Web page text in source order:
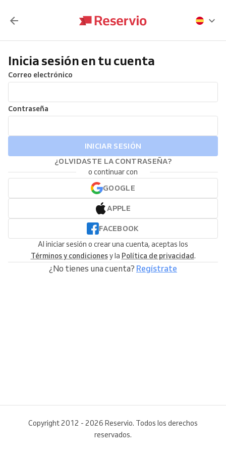
Inicia sesión en tu cuenta
Correo electrónico
Contraseña
INICIAR SESIÓN
¿OLVIDASTE LA CONTRASEÑA?
o continuar con
GOOGLE
APPLE
FACEBOOK
Al iniciar sesión o crear una cuenta, aceptas los
Términos y condicionesy la Política de privacidad.
¿No tienes una cuenta? Regístrate
Copyright 2012 - 2026 Reservio. Todos los derechos
reservados.